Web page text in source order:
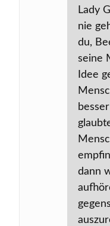
Lady
nie
du,
seine
Idee
dann